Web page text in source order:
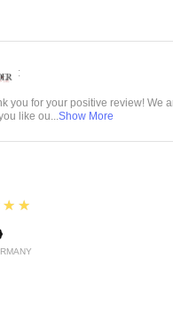
:
you for your positive review! We
like ou...Show More